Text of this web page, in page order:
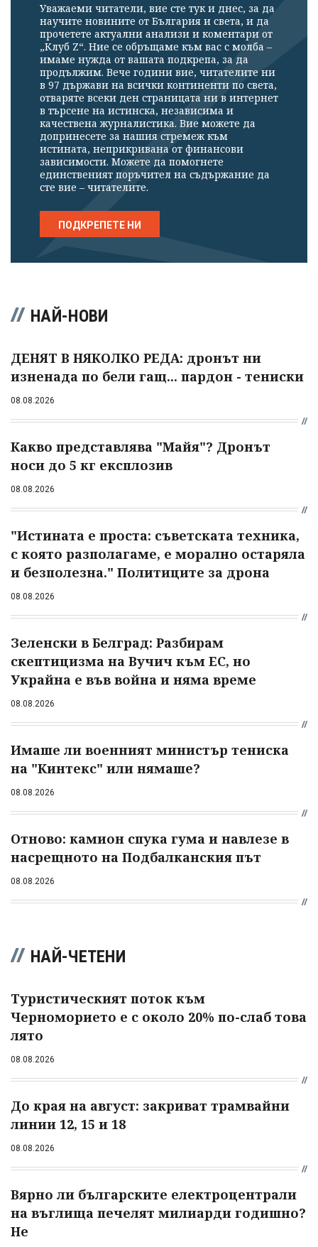
Уважаеми читатели, вие сте тук и днес, за да
научите новините от България и света, и да
прочетете актуални анализи и коментари от
„Клуб Z“. Ние се обръщаме към вас с молба –
имаме нужда от вашата подкрепа, за да
продължим. Вече години вие, читателите ни
в 97 държави на всички континенти по света,
отваряте всеки ден страницата ни в интернет
в търсене на истинска, независима и
качествена журналистика. Вие можете да
допринесете за нашия стремеж към
истината, неприкривана от финансови
зависимости. Можете да помогнете
единственият поръчител на съдържание да
сте вие – читателите.
ПОДКРЕПЕТЕ НИ
НАЙ-НОВИ
ДЕНЯТ В НЯКОЛКО РЕДА: дронът ни
изненада по бели гащ... пардон - тениски
08.08.2026
Какво представлява "Майя"? Дронът
носи до 5 кг експлозив
08.08.2026
"Истината е проста: съветската техника,
с която разполагаме, е морално остаряла
и безполезна." Политиците за дрона
08.08.2026
Зеленски в Белград: Разбирам
скептицизма на Вучич към ЕС, но
Украйна е във война и няма време
08.08.2026
Имаше ли военният министър тениска
на "Кинтекс" или нямаше?
08.08.2026
Отново: камион спука гума и навлезе в
насрещното на Подбалканския път
08.08.2026
НАЙ-ЧЕТЕНИ
Туристическият поток към
Черноморието е с около 20% по-слаб това
лято
08.08.2026
До края на август: закриват трамвайни
линии 12, 15 и 18
08.08.2026
Вярно ли българските електроцентрали
на въглища печелят милиарди годишно?
Не